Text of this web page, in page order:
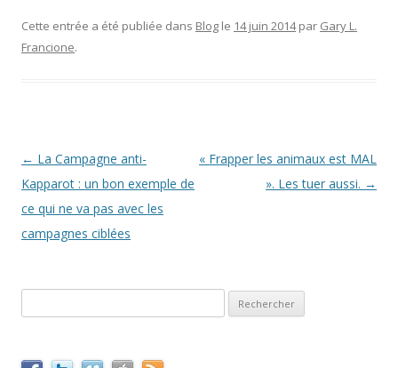
Cette entrée a été publiée dans Blog le 14 juin 2014 par Gary L.
Francione.
Navigation
des
articles
← La Campagne anti-
Kapparot : un bon exemple de
ce qui ne va pas avec les
campagnes ciblées
« Frapper les animaux est MAL
». Les tuer aussi. →